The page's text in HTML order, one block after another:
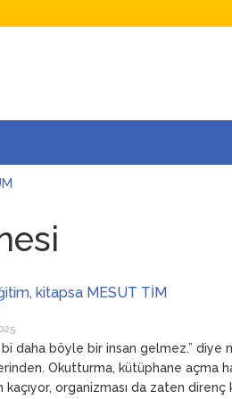
kitapsa MESUT TİM
bi daha böyle bir insan gelmez.” diye
Okutturma, kütüphane açma
organizması da zaten direnç